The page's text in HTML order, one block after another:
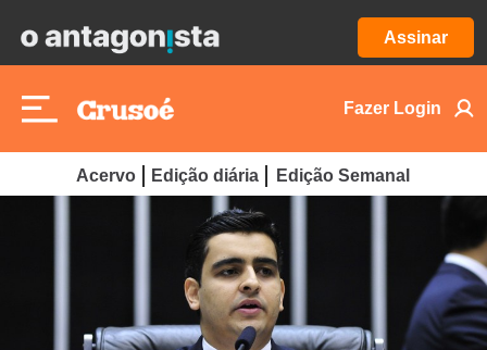
Assinar
Fazer Login
Acervo Edição diária Edição Semanal